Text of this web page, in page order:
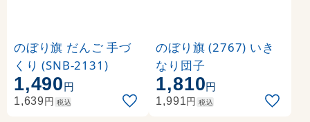
のぼり旗 だんご 手づ
くり (SNB-2131)
1,490円
1,639円 税込
のぼり旗 (2767) いき
なり団子
1,810円
1,991円 税込